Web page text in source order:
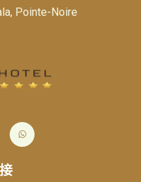
Pointe-Noire